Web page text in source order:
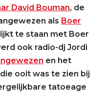
David Bouman, de
als Boer
te staan met Boer
ook radio-dj Jordi
en het
ooit was te zien bij
tatoeage